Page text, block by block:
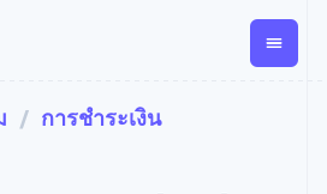
รายรับ
การ
รประกอบการชำระเงิน